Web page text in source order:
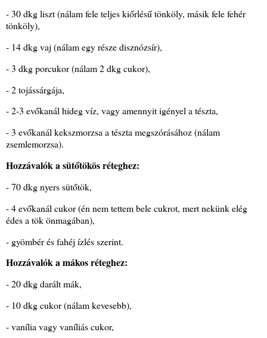
- 30 dkg liszt (nálam fele teljes kiőrlésű tönköly, másik fele fehér
tönköly),
- 14 dkg vaj (nálam egy része disznózsír),
- 3 dkg porcukor (nálam 2 dkg cukor),
- 2 tojássárgája,
- 2-3 evőkanál hideg víz, vagy amennyit igényel a tészta,
- 3 evőkanál kekszmorzsa a tészta megszórásához (nálam
zsemlemorzsa).
Hozzávalók a sütőtökös réteghez:
- 70 dkg nyers sütőtök,
- 4 evőkanál cukor (én nem tettem bele cukrot, mert nekünk elég
édes a tök önmagában),
- gyömbér és fahéj ízlés szerint.
Hozzávalók a mákos réteghez:
- 20 dkg darált mák,
- 10 dkg cukor (nálam kevesebb),
- vanília vagy vaníliás cukor,